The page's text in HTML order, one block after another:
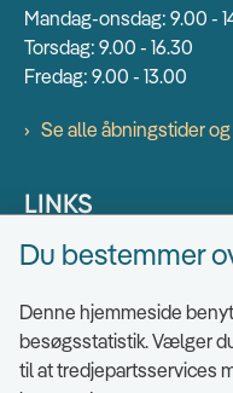
Mandag-onsdag: 9.00 -
Torsdag: 9.00 - 16.30
Fredag: 9.00 - 13.00
Se alle åbningstider
LINKS
Find EAN numre
Cookies
Du bestemmer
Denne hjemmeside
besøgsstatistik. Vælger
til at tredjepartsservices